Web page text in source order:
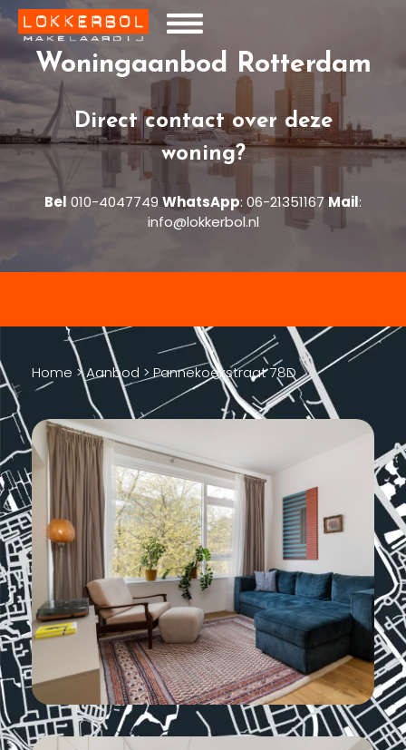
Woningaanbod Rotterdam
Direct contact over deze
woning?
Bel 010-4047749 WhatsApp: 06-21351167 Mail:
info@lokkerbol.nl
Home >Aanbod >Pannekoekstraat 78D